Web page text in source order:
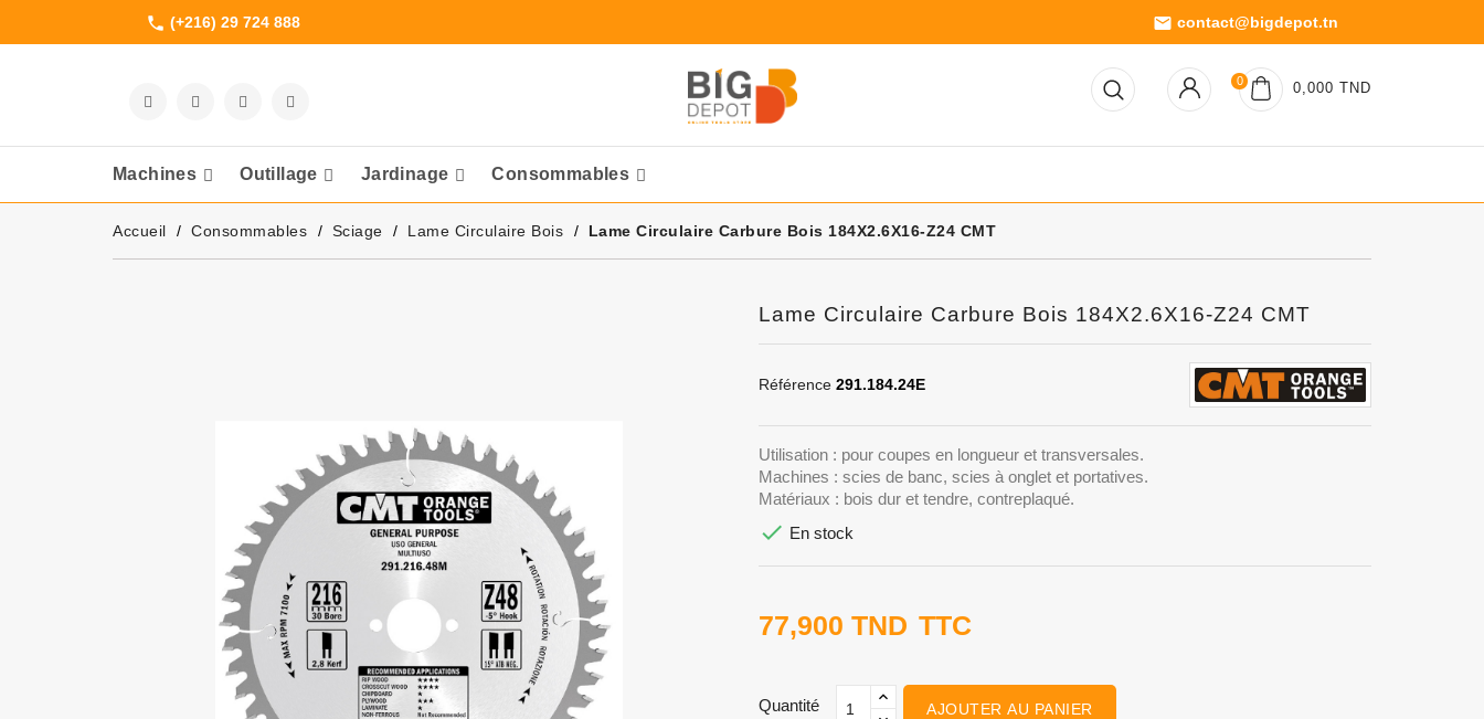
phone (+216) 29 724 888 email contact@bigdepot.tn
0 0,000 TND
Machines Outillage Jardinage Consommables
Accueil Consommables Sciage Lame Circulaire Bois Lame Circulaire Carbure Bois 184X2.6X16-Z24 CMT
Lame Circulaire Carbure Bois 184X2.6X16-Z24 CMT
Référence 291.184.24E
Utilisation : pour coupes en longueur et transversales.
Machines : scies de banc, scies à onglet et portatives.
Matériaux : bois dur et tendre, contreplaqué.
 En stock
77,900 TND TTC
Quantité AJOUTER AU PANIER